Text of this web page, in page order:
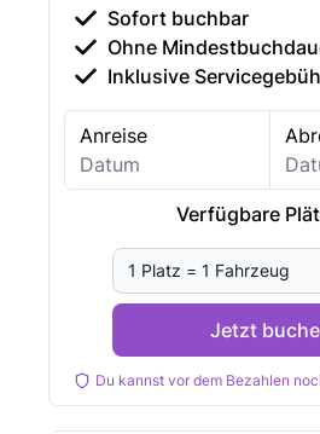
Sofort buchbar
Ohne
Inklusive
Anreise
Verfügbare
Jetzt
Du kannst vor dem Bezahlen